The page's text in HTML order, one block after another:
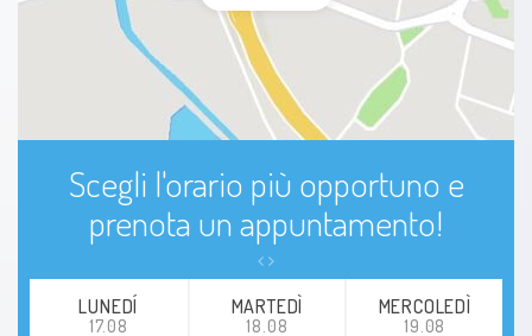
Scegli l'orario più opportuno e
prenota un appuntamento!
LUNEDÍ
17.08
MARTEDÌ
18.08
MERCOLEDÌ
19.08